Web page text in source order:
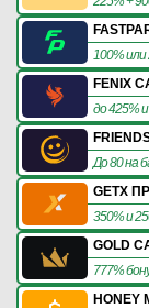
100% или
FENIX
до 425%
До 80 на
GETX
350% и
GOLD
777%
HONEY